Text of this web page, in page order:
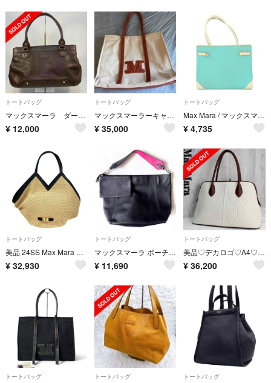
トートバッグ
マックスマーラ ダークブラウン レザー ハンドバッグ A4収納 トートバッグ
¥ 12,000
トートバッグ
マックスマーラーキャンパス生地バック
¥ 35,000
トートバッグ
Max Mara / マックスマーラ | レザー トートバッグ | グリーン | レディース
¥ 4,735
トートバッグ
美品 24SS Max Mara マックスマーラ LUIGIBEACH MM ルイジビーチ トートバッグ ナチュラル ブラック レディース 古着 中古 USED
¥ 32,930
トートバッグ
マックスマーラ ポーチ付 ロゴ入り レザー トートバッグ 黒ピンクMAXMARA
¥ 11,690
トートバッグ
美品♡デカロゴ♡A4♡Max Mara マックスマーラ キャンバス トートバッグ
¥ 36,200
トートバッグ トートバッグ トートバッグ